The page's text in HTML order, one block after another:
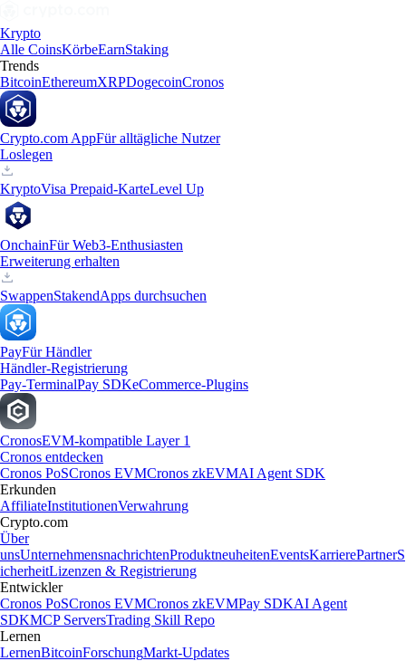
Krypto
Alle CoinsKörbeEarnStaking
Trends
BitcoinEthereumXRPDogecoinCronos
Crypto.com AppFür alltägliche Nutzer
Loslegen
KryptoVisa Prepaid-KarteLevel Up
OnchainFür Web3-Enthusiasten
Erweiterung erhalten
SwappenStakendApps durchsuchen
PayFür Händler
Händler-Registrierung
Pay-TerminalPay SDKeCommerce-Plugins
CronosEVM-kompatible Layer 1
Cronos entdecken
Cronos PoSCronos EVMCronos zkEVMAI Agent SDK
Erkunden
AffiliateInstitutionenVerwahrung
Crypto.com
Über
unsUnternehmensnachrichtenProduktneuheitenEventsKarrierePartnerS
icherheitLizenzen & Registrierung
Entwickler
Cronos PoSCronos EVMCronos zkEVMPay SDKAI Agent
SDKMCP ServersTrading Skill Repo
Lernen
LernenBitcoinForschungMarkt-Updates